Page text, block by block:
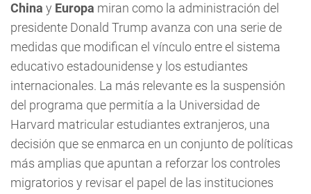
China y Europa miran como la administración del
presidente Donald Trump avanza con una serie de
medidas que modifican el vínculo entre el sistema
educativo estadounidense y los estudiantes
internacionales. La más relevante es la suspensión
del programa que permitía a la Universidad de
Harvard matricular estudiantes extranjeros, una
decisión que se enmarca en un conjunto de políticas
más amplias que apuntan a reforzar los controles
migratorios y revisar el papel de las instituciones